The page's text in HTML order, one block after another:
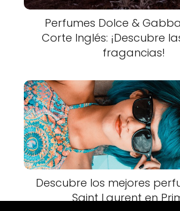
Perfumes Dolce &
Corte Inglés: ¡Descubre
fragancias!
Descubre los mejores
Saint Laurent en